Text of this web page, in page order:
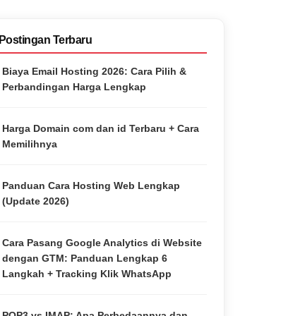
Postingan Terbaru
Biaya Email Hosting 2026: Cara Pilih &
Perbandingan Harga Lengkap
Harga Domain com dan id Terbaru + Cara
Memilihnya
Panduan Cara Hosting Web Lengkap
(Update 2026)
Cara Pasang Google Analytics di Website
dengan GTM: Panduan Lengkap 6
Langkah + Tracking Klik WhatsApp